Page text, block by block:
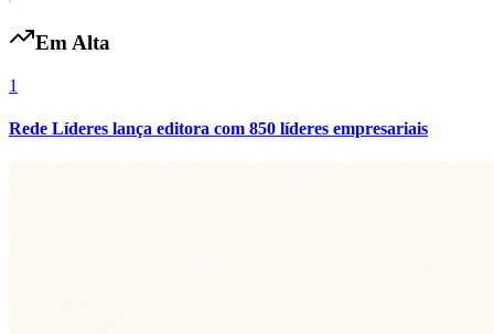
Em Alta
1
Rede Líderes lança editora com 850 líderes empresariais